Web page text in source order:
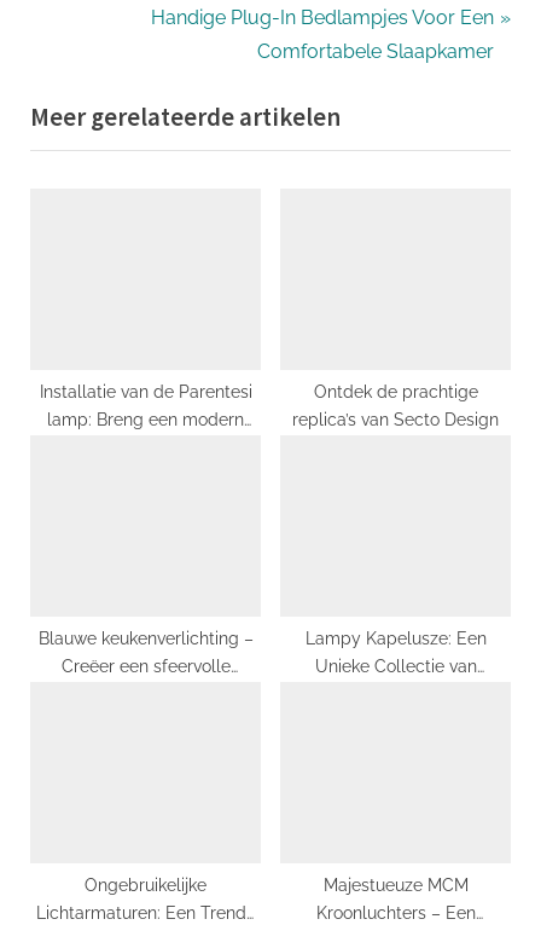
o
u
N
t
P
Handige Plug-In Bedlampjes Voor Een
Comfortabele Slaapkamer
Meer gerelateerde artikelen
Installatie van de Parentesi
lamp: Breng een modern
Ontdek de prachtige
replica’s van Secto Design
Blauwe keukenverlichting –
Creëer een sfeervolle
Lampy Kapelusze: Een
Unieke Collectie van
Ongebruikelijke
Lichtarmaturen: Een Trendy
Majestueuze MCM
Kroonluchters – Een